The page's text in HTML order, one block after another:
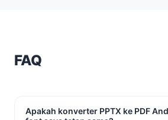
FAQ
Apakah konverter PPTX ke PDF